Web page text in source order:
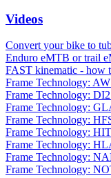
Videos
Convert your bike to
Enduro eMTB or trail
FAST kinematic - how
Frame Technology:
Frame Technology:
Frame Technology:
Frame Technology:
Frame Technology:
Frame Technology:
Frame Technology:
Frame Technology: